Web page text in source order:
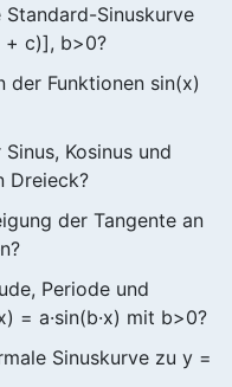
Sinuskurve
+ c)], b>0?
der Funktionen sin(x)
Kosinus und
Dreieck?
der Tangente an
Periode und
= a·sin(b·x) mit b>0?
Sinuskurve zu y =